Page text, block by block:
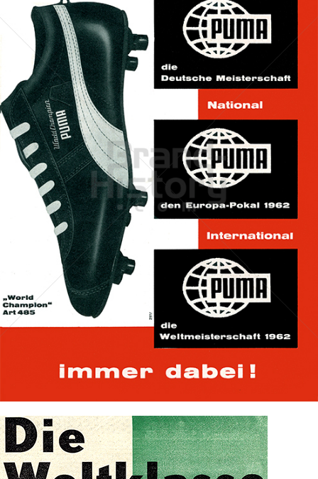
PUMA PUMA AG RUDOLF DASSLER SPORT 1962